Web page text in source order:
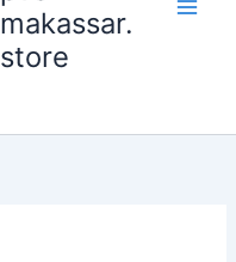
makassar.
store